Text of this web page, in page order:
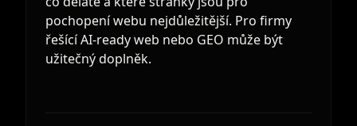
pochopení webu nejdůležitější. Pro firmy
řešící AI-ready web nebo GEO může být
užitečný doplněk.